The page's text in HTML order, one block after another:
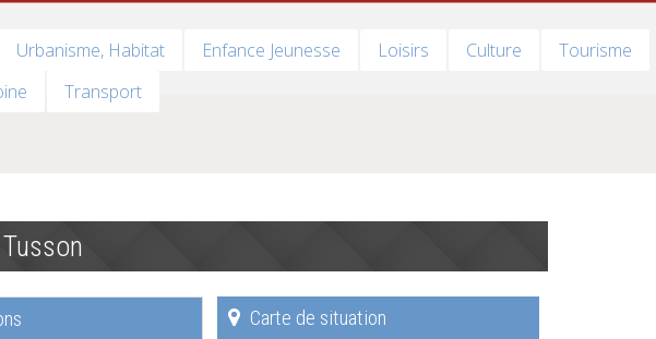
Urbanisme, Habitat Enfance Jeunesse Loisirs Culture
Tourisme
Transport
Tusson
Carte de situation